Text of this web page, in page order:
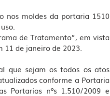
nos moldes da portaria 1510
de Tratamento”, em vista
de janeiro de 2023.
que sejam os todos os atos
conforme a Portaria
Portarias nºs 1.510/2009 e